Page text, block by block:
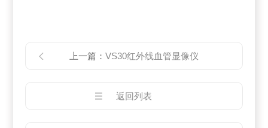
上一篇： VS30红外线血管显像仪
返回列表